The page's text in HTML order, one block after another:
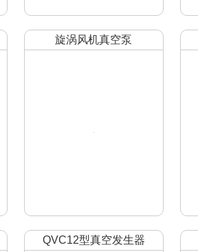
旋涡风机真空泵
QVC12型真空发生器